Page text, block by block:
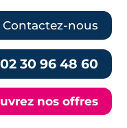
Contactez-nous
02 30 96 48 60
nos offres